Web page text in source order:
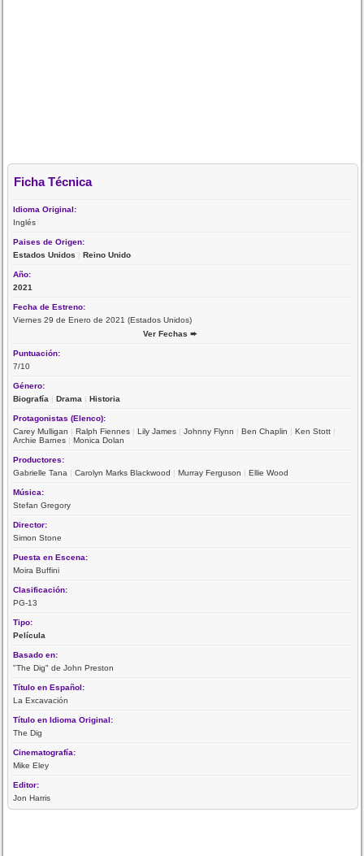
Ficha Técnica
Idioma Original:
Inglés
Paises de Origen:
Estados Unidos |Reino Unido
Año:
2021
Fecha de Estreno:
Viernes 29 de Enero de 2021 (Estados Unidos)
Ver Fechas ➨
Puntuación:
7/10
Género:
Biografía |Drama |Historia
Protagonistas (Elenco):
Carey Mulligan |Ralph Fiennes |Lily James |Johnny Flynn |Ben Chaplin |Ken Stott |
Archie Barnes |Monica Dolan
Productores:
Gabrielle Tana |Carolyn Marks Blackwood |Murray Ferguson |Ellie Wood
Música:
Stefan Gregory
Director:
Simon Stone
Puesta en Escena:
Moira Buffini
Clasificación:
PG-13
Tipo:
Película
Basado en:
"The Dig" de John Preston
Título en Español:
La Excavación
Título en Idioma Original:
The Dig
Cinematografía:
Mike Eley
Editor:
Jon Harris